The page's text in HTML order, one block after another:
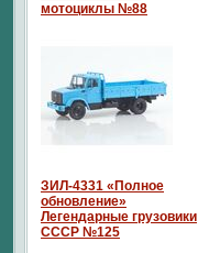
мотоциклы №88
ЗИЛ-4331 «Полное
обновление»
Легендарные грузовики
СССР №125